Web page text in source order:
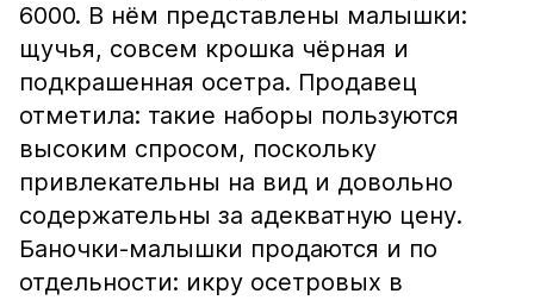
6000. В нём представлены малышки:
щучья, совсем крошка чёрная и
подкрашенная осетра. Продавец
отметила: такие наборы пользуются
высоким спросом, поскольку
привлекательны на вид и довольно
содержательны за адекватную цену.
Баночки-малышки продаются и по
отдельности: икру осетровых в